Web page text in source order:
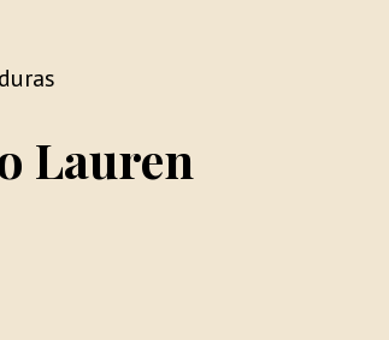
Lauren